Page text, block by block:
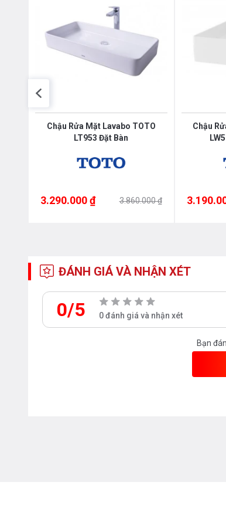
Chậu Rửa Mặt Lavabo TOTO
LT953 Đặt Bàn
3.290.000 ₫ 3.860.000 ₫
Chậu
ĐÁNH GIÁ VÀ NHẬN XÉT
0/5 0 đánh giá và nhận xét
Bạn